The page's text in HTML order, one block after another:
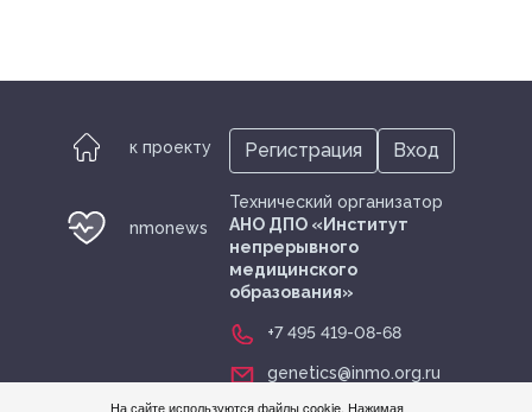
На сайте используются файлы cookie. Нажимая
к проекту
nmonews
Технический организатор
АНО ДПО «Институт
непрерывного
медицинского
образования»
+7 495 419-08-68
genetics@inmo.org.ru
Регистрация Вход